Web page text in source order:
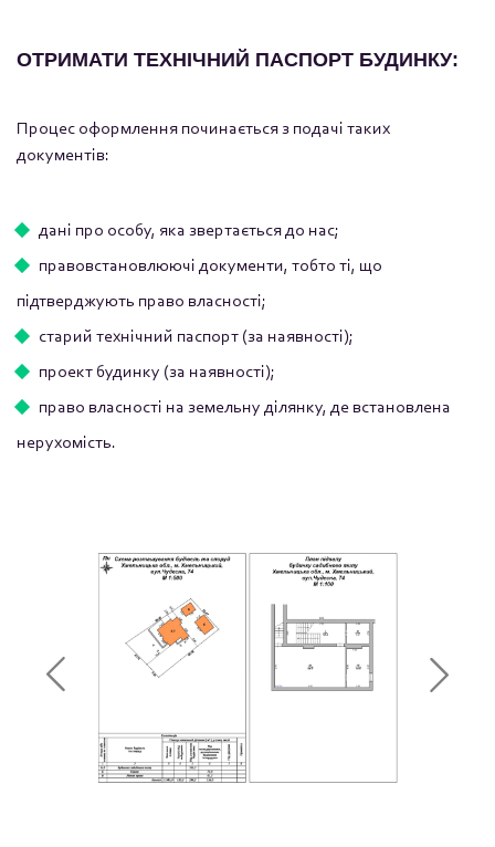
ОТРИМАТИ ТЕХНІЧНИЙ ПАСПОРТ БУДИНКУ:
Процес оформлення починається з подачі таких
документів:
дані про особу, яка звертається до нас;
правовстановлюючі документи, тобто ті, що
підтверджують право власності;
старий технічний паспорт (за наявності);
проект будинку (за наявності);
право власності на земельну ділянку, де встановлена
нерухомість.